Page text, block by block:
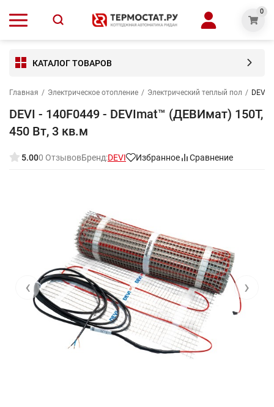
0
КАТАЛОГ ТОВАРОВ
Главная / Электрическое отопление / Электрический теплый пол / DEVI
DEVI - 140F0449 - DEVImat™ (ДЕВИмат) 150T,
450 Вт, 3 кв.м
5.000 ОтзывовБренд:DEVI Избранное Сравнение
‹ ›